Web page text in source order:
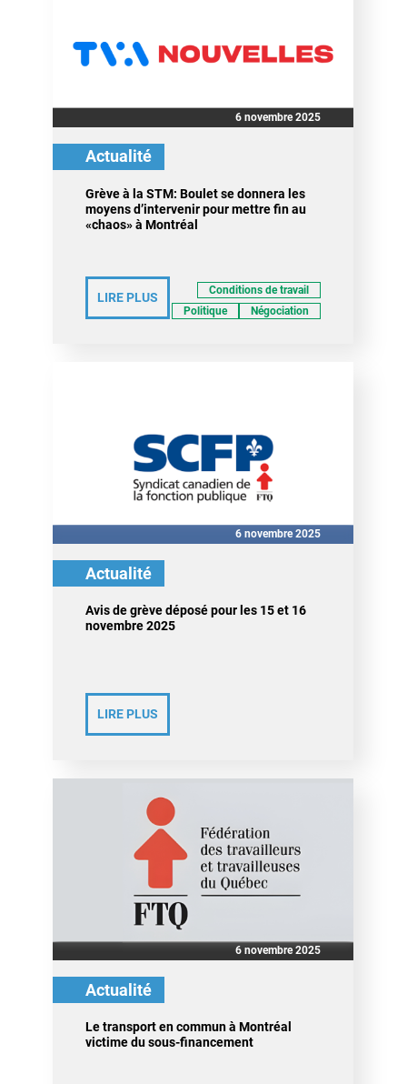
6 novembre 2025
Actualité
Grève à la STM: Boulet se donnera les
moyens d’intervenir pour mettre fin au
«chaos» à Montréal
LIRE PLUS
Conditions de travail
Politique
Négociation
6 novembre 2025
Actualité
Avis de grève déposé pour les 15 et 16
novembre 2025
LIRE PLUS
6 novembre 2025
Actualité
Le transport en commun à Montréal
victime du sous-financement